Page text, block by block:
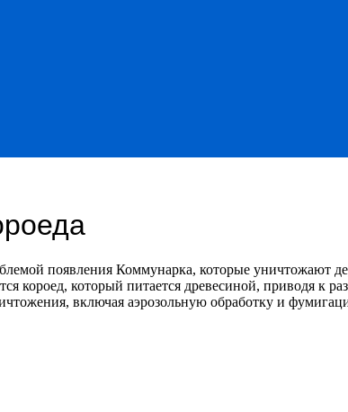
появления Коммунарка, которые уничтожают
короед, который питается древесиной, приводя к
включая аэрозольную обработку и